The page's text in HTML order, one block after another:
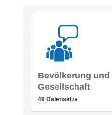
Bevölkerung und
Gesellschaft
49 Datensätze